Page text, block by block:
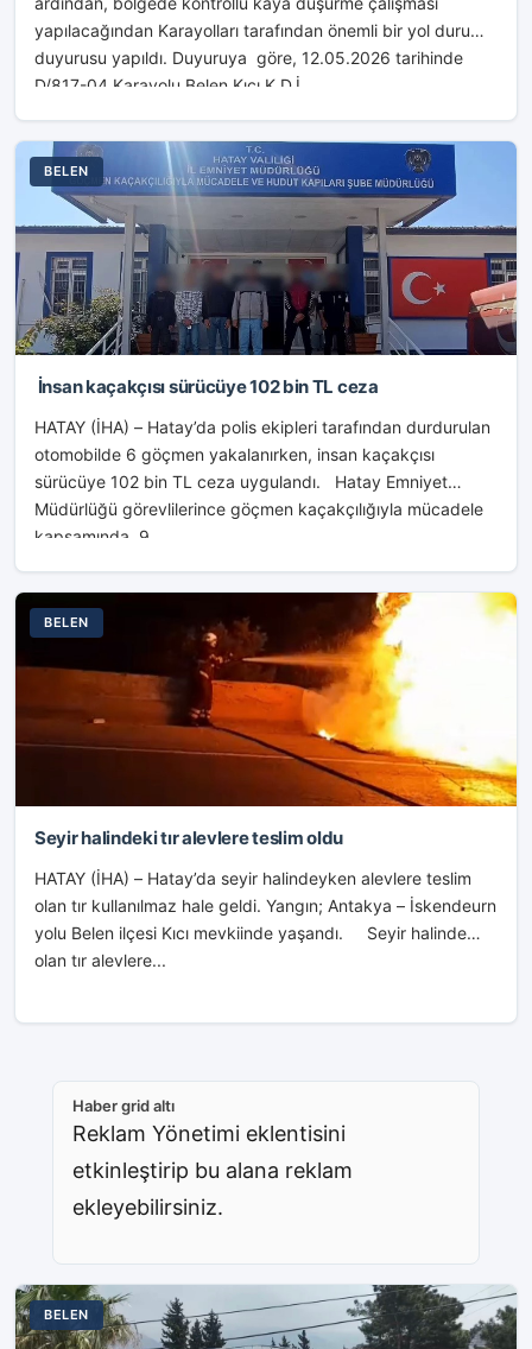
yapılacağından Karayolları tarafından önemli bir yol durumu
duyurusu yapıldı. Duyuruya göre, 12.05.2026 tarihinde
D/817-04 Karayolu Belen Kıcı K.D.İ....
BELEN
İnsan kaçakçısı sürücüye 102 bin TL ceza
HATAY (İHA) – Hatay’da polis ekipleri tarafından durdurulan
otomobilde 6 göçmen yakalanırken, insan kaçakçısı
sürücüye 102 bin TL ceza uygulandı. Hatay Emniyet
Müdürlüğü görevlilerince göçmen kaçakçılığıyla mücadele
kapsamında, 9...
BELEN
Seyir halindeki tır alevlere teslim oldu
HATAY (İHA) – Hatay’da seyir halindeyken alevlere teslim
olan tır kullanılmaz hale geldi. Yangın; Antakya – İskendeurn
yolu Belen ilçesi Kıcı mevkiinde yaşandı. Seyir halinde
olan tır alevlere...
Haber grid altı
Reklam Yönetimi eklentisini
etkinleştirip bu alana reklam
ekleyebilirsiniz.
BELEN